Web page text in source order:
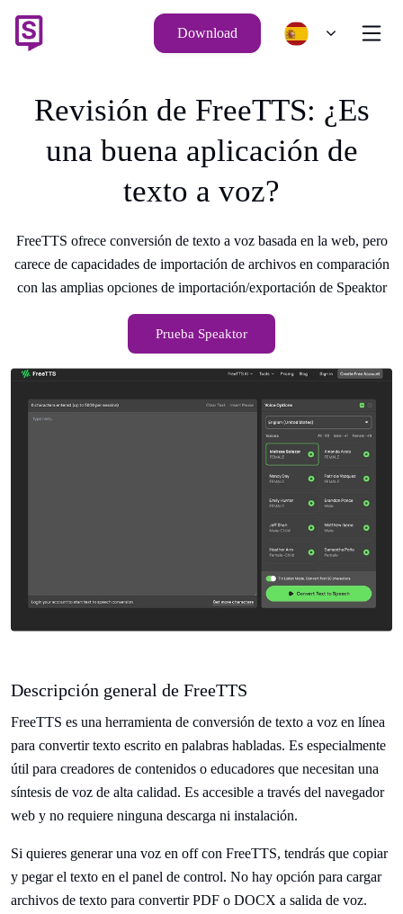
Download
Revisión de FreeTTS: ¿Es
una buena aplicación de
texto a voz?
FreeTTS ofrece conversión de texto a voz basada en la web, pero
carece de capacidades de importación de archivos en comparación
con las amplias opciones de importación/exportación de Speaktor
Prueba Speaktor
Descripción general de FreeTTS
FreeTTS es una herramienta de conversión de texto a voz en línea
para convertir texto escrito en palabras habladas. Es especialmente
útil para creadores de contenidos o educadores que necesitan una
síntesis de voz de alta calidad. Es accesible a través del navegador
web y no requiere ninguna descarga ni instalación.
Si quieres generar una voz en off con FreeTTS, tendrás que copiar
y pegar el texto en el panel de control. No hay opción para cargar
archivos de texto para convertir PDF o DOCX a salida de voz.